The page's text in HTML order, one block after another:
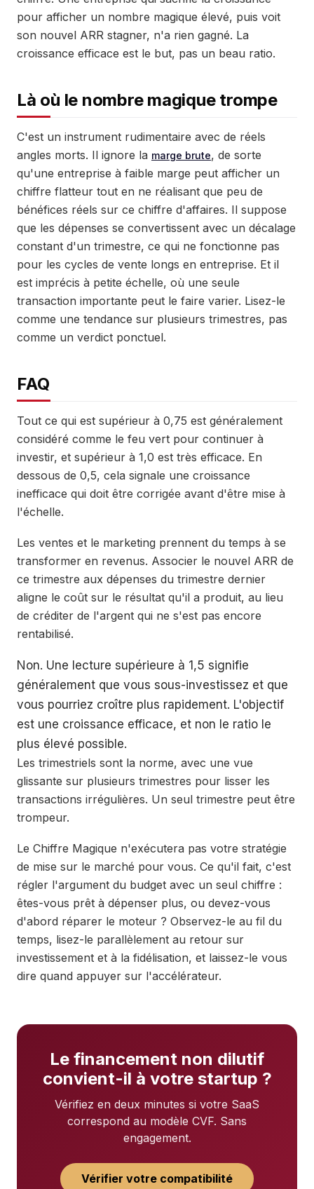
pour afficher un nombre magique élevé, puis voit
son nouvel ARR stagner, n'a rien gagné. La
croissance efficace est le but, pas un beau ratio.
Là où le nombre magique trompe
C'est un instrument rudimentaire avec de réels
angles morts. Il ignore la marge brute, de sorte
qu'une entreprise à faible marge peut afficher un
chiffre flatteur tout en ne réalisant que peu de
bénéfices réels sur ce chiffre d'affaires. Il suppose
que les dépenses se convertissent avec un décalage
constant d'un trimestre, ce qui ne fonctionne pas
pour les cycles de vente longs en entreprise. Et il
est imprécis à petite échelle, où une seule
transaction importante peut le faire varier. Lisez-le
comme une tendance sur plusieurs trimestres, pas
comme un verdict ponctuel.
FAQ
Tout ce qui est supérieur à 0,75 est généralement
considéré comme le feu vert pour continuer à
investir, et supérieur à 1,0 est très efficace. En
dessous de 0,5, cela signale une croissance
inefficace qui doit être corrigée avant d'être mise à
l'échelle.
Les ventes et le marketing prennent du temps à se
transformer en revenus. Associer le nouvel ARR de
ce trimestre aux dépenses du trimestre dernier
aligne le coût sur le résultat qu'il a produit, au lieu
de créditer de l'argent qui ne s'est pas encore
rentabilisé.
Non. Une lecture supérieure à 1,5 signifie
généralement que vous sous-investissez et que
vous pourriez croître plus rapidement. L'objectif
est une croissance efficace, et non le ratio le
plus élevé possible.
Les trimestriels sont la norme, avec une vue
glissante sur plusieurs trimestres pour lisser les
transactions irrégulières. Un seul trimestre peut être
trompeur.
Le Chiffre Magique n'exécutera pas votre stratégie
de mise sur le marché pour vous. Ce qu'il fait, c'est
régler l'argument du budget avec un seul chiffre :
êtes-vous prêt à dépenser plus, ou devez-vous
d'abord réparer le moteur ? Observez-le au fil du
temps, lisez-le parallèlement au retour sur
investissement et à la fidélisation, et laissez-le vous
dire quand appuyer sur l'accélérateur.
Le financement non dilutif
convient-il à votre startup ?
Vérifiez en deux minutes si votre SaaS
correspond au modèle CVF. Sans
engagement.
Vérifier votre compatibilité